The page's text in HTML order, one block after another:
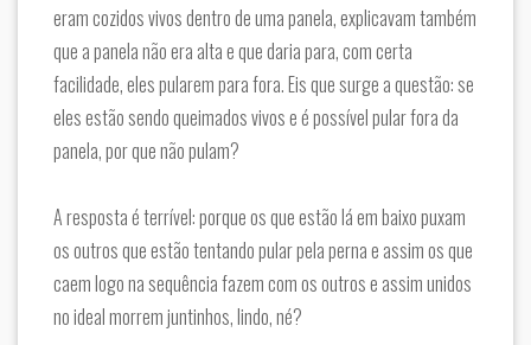
eram cozidos vivos dentro de uma panela, explicavam também
que a panela não era alta e que daria para, com certa
facilidade, eles pularem para fora. Eis que surge a questão: se
eles estão sendo queimados vivos e é possível pular fora da
panela, por que não pulam?
A resposta é terrível: porque os que estão lá em baixo puxam
os outros que estão tentando pular pela perna e assim os que
caem logo na sequência fazem com os outros e assim unidos
no ideal morrem juntinhos, lindo, né?